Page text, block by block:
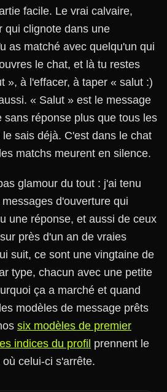
facile. Le vrai calvaire,
qui clignote dans une
as matché avec quelqu'un qui
le chat, et là tu restes
», à l'effacer, à taper « salut :)
« Salut » est le message
sans réponse plus que tous les
sais déjà. C'est dans le chat
matchs meurent en silence.
glamour du tout : j'ai tenu
d'ouverture qui
une réponse, et aussi de ceux
près d'un an de vraies
suit, ce sont une vingtaine de
type, chacun avec une petite
ça a marché et quand
modèles de message prêts
six modèles de premier
indices du profil prennent le
celui-ci s'arrête.